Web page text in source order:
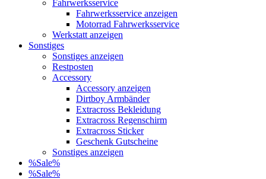
Fahrwerksservice
Fahrwerksservice anzeigen
Motorrad Fahrwerksservice
Werkstatt anzeigen
Sonstiges
Sonstiges anzeigen
Restposten
Accessory
Accessory anzeigen
Dirtboy Armbänder
Extracross Bekleidung
Extracross Regenschirm
Extracross Sticker
Geschenk Gutscheine
Sonstiges anzeigen
%Sale%
%Sale%